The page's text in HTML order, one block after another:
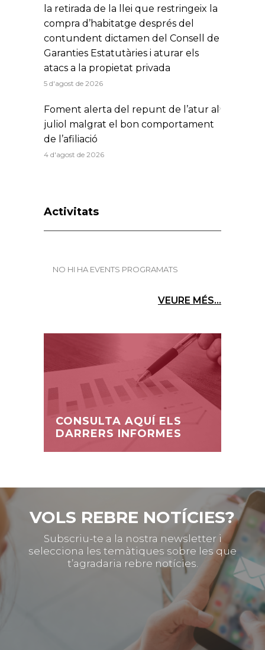
la retirada de la llei que restringeix la
compra d’habitatge després del
contundent dictamen del Consell de
Garanties Estatutàries i aturar els
atacs a la propietat privada
5 d'agost de 2026
Foment alerta del repunt de l’atur al
juliol malgrat el bon comportament
de l’afiliació
4 d'agost de 2026
Activitats
NO HI HA EVENTS PROGRAMATS
VEURE MÉS...
CONSULTA AQUÍ ELS
DARRERS INFORMES
VOLS REBRE NOTÍCIES?
Subscriu-te a la nostra newsletter i
selecciona les temàtiques sobre les que
t’agradaria rebre notícies.